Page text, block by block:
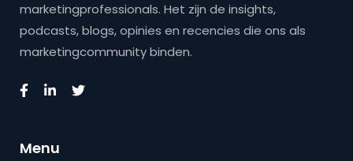
marketingprofessionals. Het zijn de insights,
podcasts, blogs, opinies en recencies die ons als
marketingcommunity binden.
Menu